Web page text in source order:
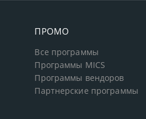
ПРОМО
Все программы
Программы MICS
Программы вендоров
Партнерские программы